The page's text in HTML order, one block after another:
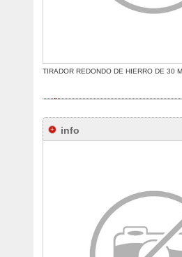
TIRADOR REDONDO DE HIERRO DE 30
info